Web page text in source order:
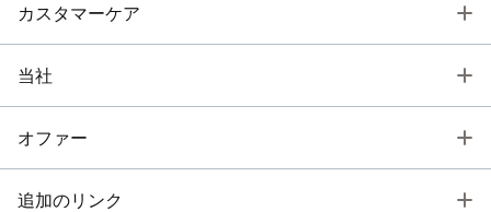
カスタマーケア
当社
オファー
追加のリンク